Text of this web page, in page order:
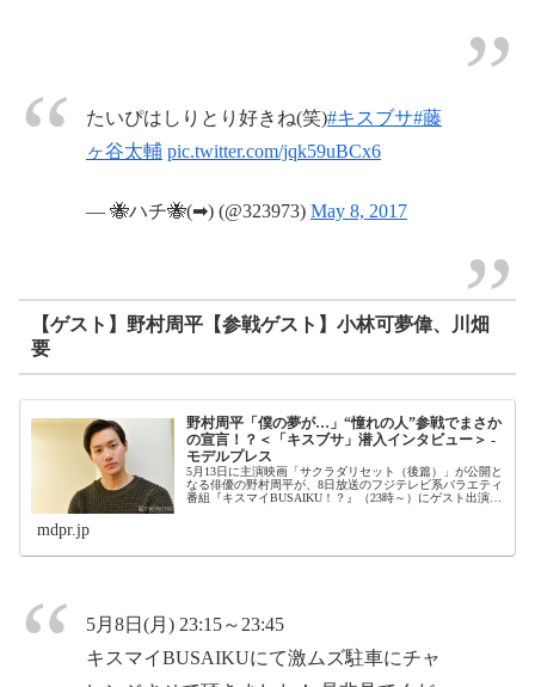
たいぴはしりとり好きね(笑)#キスブサ#藤
ヶ谷太輔 pic.twitter.com/jqk59uBCx6
— 🐝ハチ🐝(➡) (@323973) May 8, 2017
【ゲスト】野村周平【参戦ゲスト】小林可夢偉、川畑
要
野村周平「僕の夢が…」“憧れの人”参戦でまさか
の宣言！？＜「キスブサ」潜入インタビュー＞ -
モデルプレス
5月13日に主演映画「サクラダリセット（後篇）」が公開と
なる俳優の野村周平が、8日放送のフジテレビ系バラエティ
番組『キスマイBUSAIKU！？』（23時～）にゲスト出演。
mdpr.jp
5月8日(月) 23:15～23:45
キスマイBUSAIKUにて激ムズ駐車にチャ